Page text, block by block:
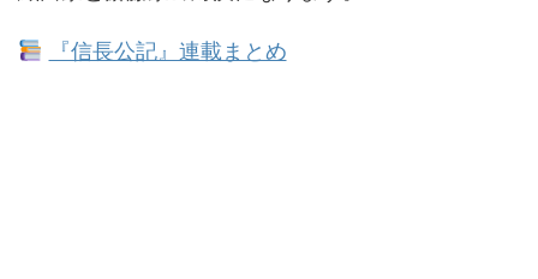
『信長公記』連載まとめ